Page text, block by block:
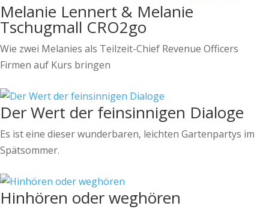
Melanie Lennert & Melanie
Tschugmall CRO2go
Wie zwei Melanies als Teilzeit-Chief Revenue Officers
Firmen auf Kurs bringen
Der Wert der feinsinnigen Dialoge
Es ist eine dieser wunderbaren, leichten Gartenpartys im
Spätsommer.
Hinhören oder weghören